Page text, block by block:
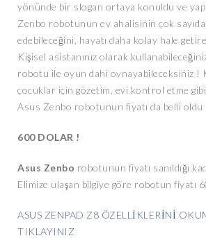
yönünde bir slogan ortaya konuldu ve
Zenbo robotunun ev ahalisinin çok sayıda
edebileceğini, hayatı daha kolay hale
Kişisel asistanınız olarak
robotu ile oyun dahi oynayabileceksiniz !
çocuklar için gözetim, evi kontrol etme
Asus Zenbo robotunun fiyatı da belli oldu
600 DOLAR !
Asus Zenbo robotunun fiyatı sanıldığı
Elimize ulaşan bilgiye göre robotun fiyatı
ASUS ZENPAD Z8 ÖZELLİKLERİNİ
TIKLAYINIZ